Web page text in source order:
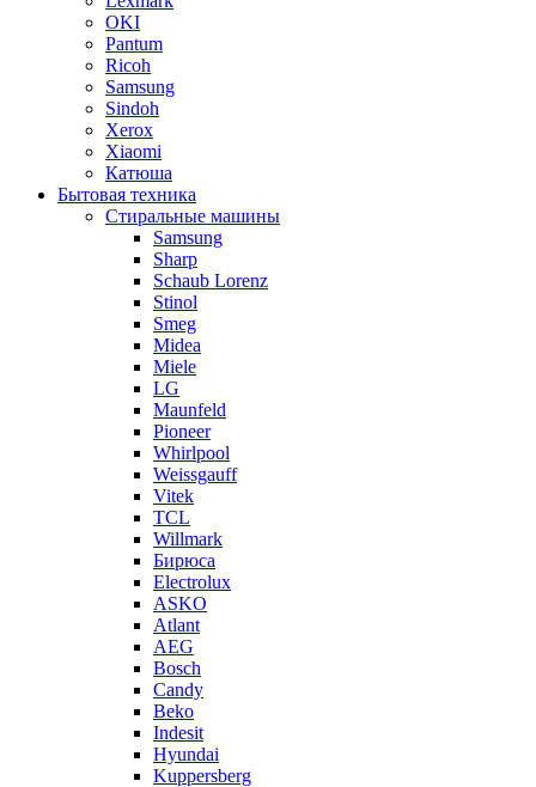
OKI
Pantum
Ricoh
Samsung
Sindoh
Xerox
Xiaomi
Катюша
Бытовая техника
Стиральные машины
Samsung
Sharp
Schaub Lorenz
Stinol
Smeg
Midea
Miele
LG
Maunfeld
Pioneer
Whirlpool
Weissgauff
Vitek
TCL
Willmark
Бирюса
Electrolux
ASKO
Atlant
AEG
Bosch
Candy
Beko
Indesit
Hyundai
Kuppersberg